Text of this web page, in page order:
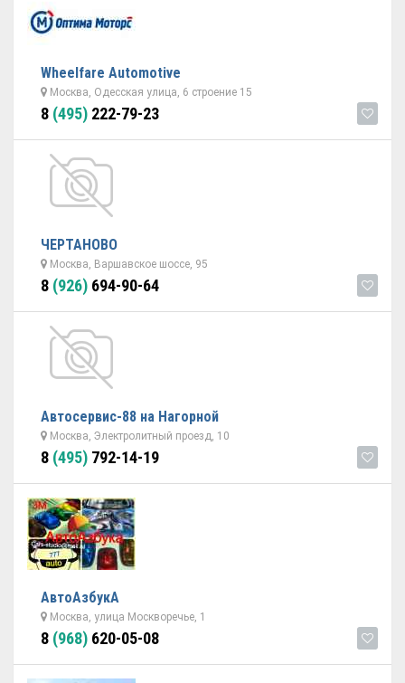
Wheelfare Automotive
Москва, Одесская улица, 6 строение 15
8 (495) 222-79-23
ЧЕРТАНОВО
Москва, Варшавское шоссе, 95
8 (926) 694-90-64
Автосервис-88 на Нагорной
Москва, Электролитный проезд, 10
8 (495) 792-14-19
АвтоАзбукА
Москва, улица Москворечье, 1
8 (968) 620-05-08